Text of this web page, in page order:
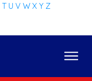
T U V W X Y Z